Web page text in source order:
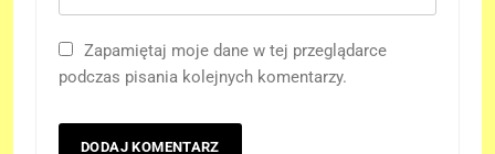
Zapamiętaj moje dane w tej przeglądarce
podczas pisania kolejnych komentarzy.